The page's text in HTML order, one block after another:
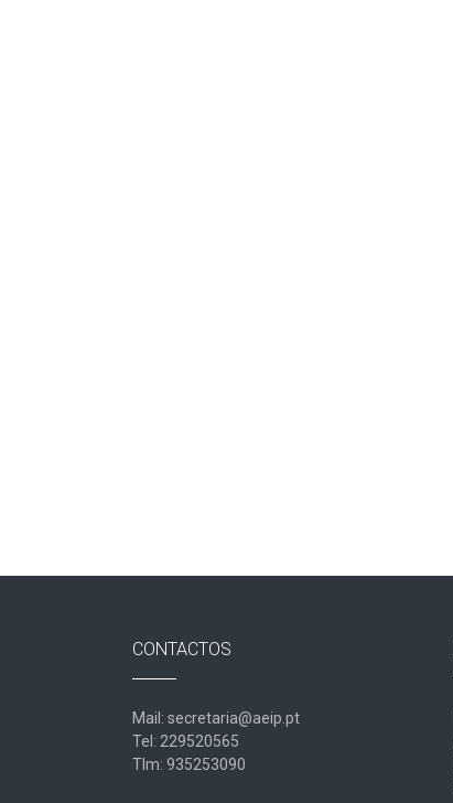
CONTACTOS
Mail: secretaria@aeip.pt
Tel: 229520565
Tlm: 935253090